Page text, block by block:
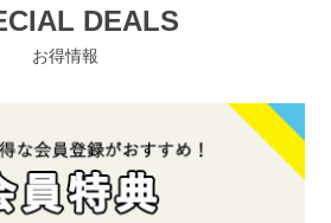
DEALS
お得情報